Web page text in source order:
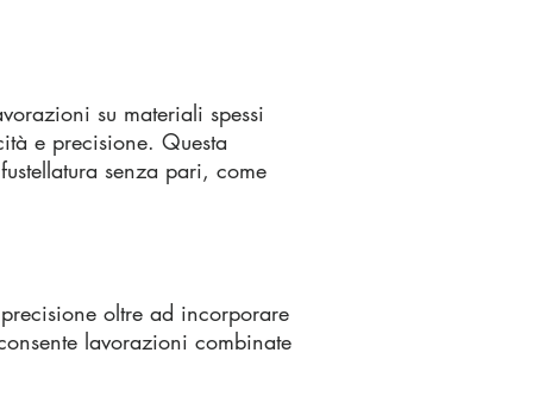
su materiali spessi
e precisione. Questa
senza pari, come
oltre ad incorporare
lavorazioni combinate